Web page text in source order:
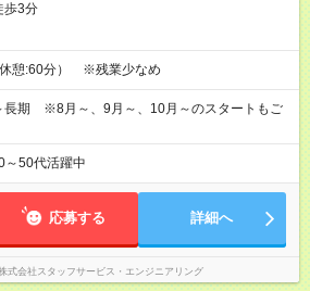
歩3分
憩:60分） ※残業少なめ
長期 ※8月～、9月～、10月～のスタートもご
～50代活躍中
応募する 詳細へ
式会社スタッフサービス・エンジニアリング